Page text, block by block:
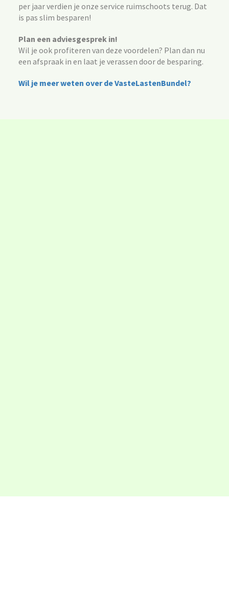
per jaar verdien je onze service ruimschoots terug. Dat
is pas slim besparen!
Plan een adviesgesprek in!
Wil je ook profiteren van deze voordelen? Plan dan nu
een afspraak in en laat je verassen door de besparing.
Wil je meer weten over de VasteLastenBundel?